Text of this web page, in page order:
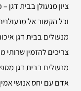
ציון מנעולן בבית דגן
וכל הקשור אל
מנעולים בבית דגן
צריכים להזמין
מנעולים בבית דגן
אדם עם יחס אנושי אמין